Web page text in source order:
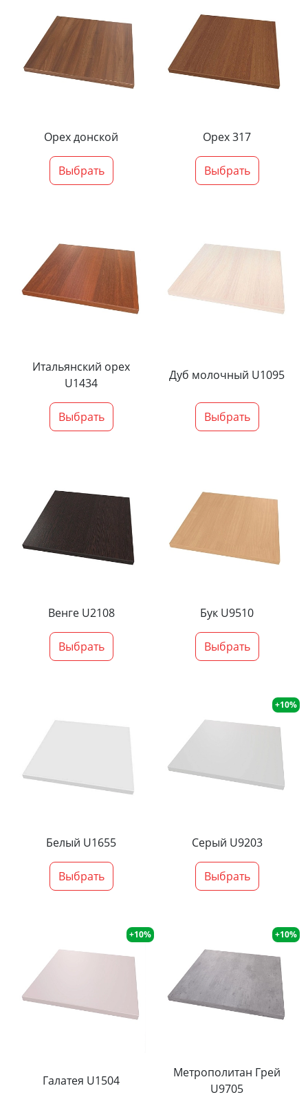
Орех донской
Выбрать
Орех 317
Выбрать
Итальянский орех
U1434
Выбрать
Дуб молочный U1095
Выбрать
Венге U2108
Выбрать
Бук U9510
Выбрать
Белый U1655
Выбрать
+10%
Серый U9203
Выбрать
+10%
Галатея U1504
+10%
Метрополитан Грей
U9705